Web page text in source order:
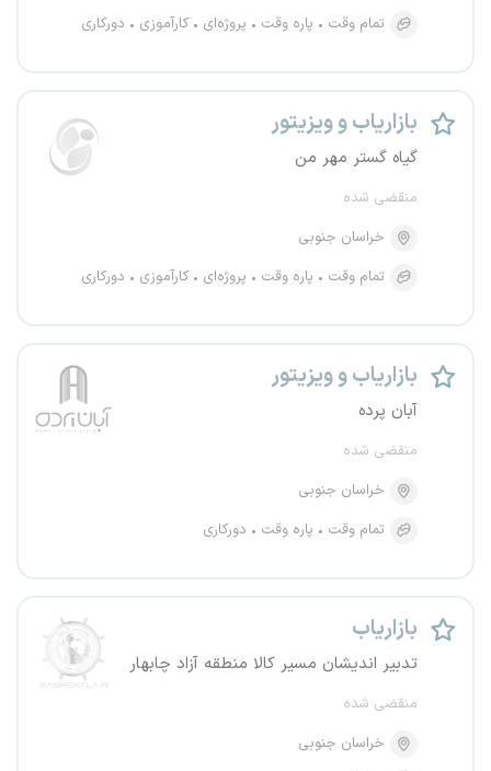
تمام وقت
پاره وقت پروژه‌ای کارآموزی دورکاری
بازاریاب و ویزیتور
گیاه گستر مهر من
منقضی شده
خراسان جنوبی
تمام وقت
پاره وقت پروژه‌ای کارآموزی دورکاری
بازاریاب و ویزیتور
آبان پرده
منقضی شده
خراسان جنوبی
تمام وقت
پاره وقت دورکاری
بازاریاب
تدبیر اندیشان مسیر کالا منطقه آزاد چابهار
منقضی شده
خراسان جنوبی